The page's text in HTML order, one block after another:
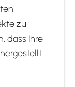
zu
dass Ihre